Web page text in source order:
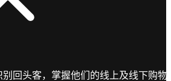
别回头客，掌握他们的线上及线下购物